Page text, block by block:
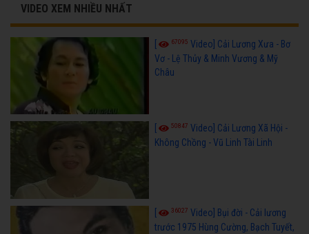
VIDEO XEM NHIỀU NHẤT
[ 67095 Video] Cải Lương Xưa - Bơ
Vơ - Lệ Thủy & Minh Vương & Mỹ
Châu
50847 Video] Cải Lương Xã Hội -
Không Chồng - Vũ Linh Tài Linh
36027 Video] Bụi đời - Cải lương
trước 1975 Hùng Cường, Bạch Tuyết,